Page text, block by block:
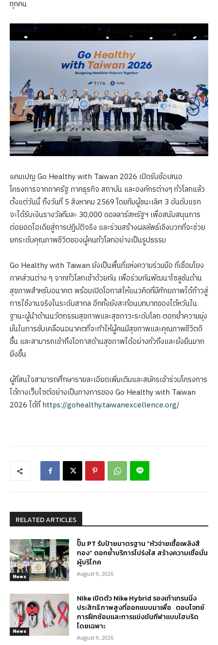
ทุกคน
แคมเปญ Go Healthy with Taiwan 2026 เปิดรับข้อเสนอ
โครงการจากภาครัฐ ภาคธุรกิจ สถาบัน และองค์กรต่างๆ ทั่วโลกแล้ว
ตั้งแต่วันนี้ ถึงวันที่ 5 สิงหาคม 2569 โดยทีมผู้ชนะเลิศ 3 อันดับแรก
จะได้รับเงินรางวัลทีมละ 30,000 ดอลลาร์สหรัฐฯ เพื่อสนับสนุนการ
ต่อยอดไอเดียสู่การปฏิบัติจริง และร่วมสร้างผลลัพธ์เชิงบวกที่จะช่วย
ยกระดับคุณภาพชีวิตของผู้คนทั่วโลกอย่างเป็นรูปธรรม
Go Healthy with Taiwan ยังเป็นพื้นที่แห่งความร่วมมือ ที่เชื่อมโยง
ภาคส่วนต่าง ๆ จากทั่วโลกเข้าด้วยกัน เพื่อร่วมกันพัฒนาโซลูชันด้าน
สุขภาพสำหรับอนาคต พร้อมเปิดโอกาสให้แนวคิดที่มีศักยภาพได้ก้าวสู่
การใช้งานจริงในระดับสากล อีกทั้งยังสะท้อนบทบาทของไต้หวันใน
ฐานะผู้นำด้านนวัตกรรมสุขภาพและสุขภาวะระดับโลก ตอกย้ำความมุ่ง
มั่นในการขับเคลื่อนอนาคตที่จะทำให้ผู้คนมีสุขภาพและคุณภาพชีวิตดี
ขึ้น และสามารถเข้าถึงโอกาสด้านสุขภาพได้อย่างทั่วถึงและยั่งยืนมาก
ยิ่งขึ้น
ผู้ที่สนใจสามารถศึกษารายละเอียดเพิ่มเติมและสมัครเข้าร่วมโครงการ
ได้ทางเว็บไซต์อย่างเป็นทางการของ Go Healthy with Taiwan
2026 ได้ที่ https://gohealthy.taiwanexcellence.org/
RELATED ARTICLES
News
ปั๊ม PT รับป้ายมาตรฐาน “หัวจ่ายเชื้อเพลิงสี
ทอง” ตอกย้ำบริการโปร่งใส สร้างความเชื่อมั่น
ผู้บริโภค
August 9, 2026
News
Nike เปิดตัว Nike Hybrid รองเท้าเทรนนิ่ง
ประสิทธิภาพสูงที่ออกแบบมาเพื่อ ตอบโจทย์
การฝึกซ้อมและการแข่งขันกีฬาแบบไฮบริด
โดยเฉพาะ
August 9, 2026